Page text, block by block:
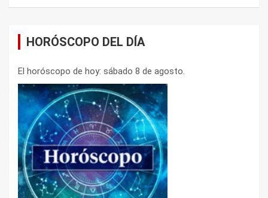
HORÓSCOPO DEL DÍA
El horóscopo de hoy: sábado 8 de agosto.